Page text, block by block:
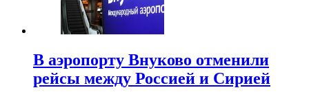
В аэропорту Внуково отменили
рейсы между Россией и Сирией